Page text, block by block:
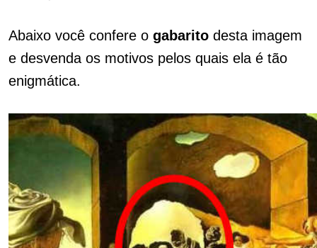
Abaixo você confere o gabarito desta imagem
e desvenda os motivos pelos quais ela é tão
enigmática.